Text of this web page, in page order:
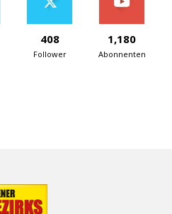
408
Follower
1,180
Abonnenten